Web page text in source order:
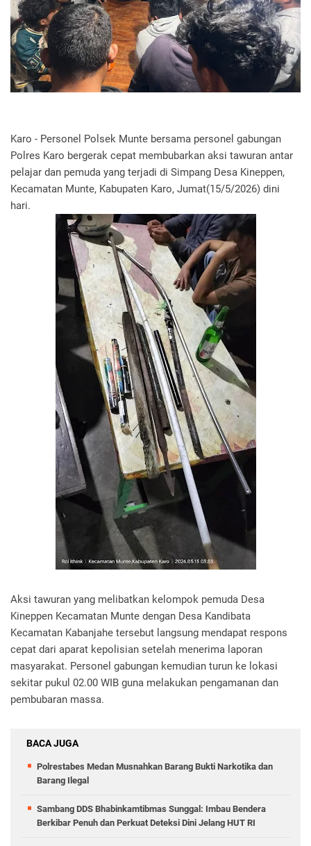
Karo - Personel Polsek Munte bersama personel gabungan
Polres Karo bergerak cepat membubarkan aksi tawuran antar
pelajar dan pemuda yang terjadi di Simpang Desa Kineppen,
Kecamatan Munte, Kabupaten Karo, Jumat(15/5/2026) dini
hari.
Aksi tawuran yang melibatkan kelompok pemuda Desa
Kineppen Kecamatan Munte dengan Desa Kandibata
Kecamatan Kabanjahe tersebut langsung mendapat respons
cepat dari aparat kepolisian setelah menerima laporan
masyarakat. Personel gabungan kemudian turun ke lokasi
sekitar pukul 02.00 WIB guna melakukan pengamanan dan
pembubaran massa.
BACA JUGA
Polrestabes Medan Musnahkan Barang Bukti Narkotika dan
Barang Ilegal
Sambang DDS Bhabinkamtibmas Sunggal: Imbau Bendera
Berkibar Penuh dan Perkuat Deteksi Dini Jelang HUT RI